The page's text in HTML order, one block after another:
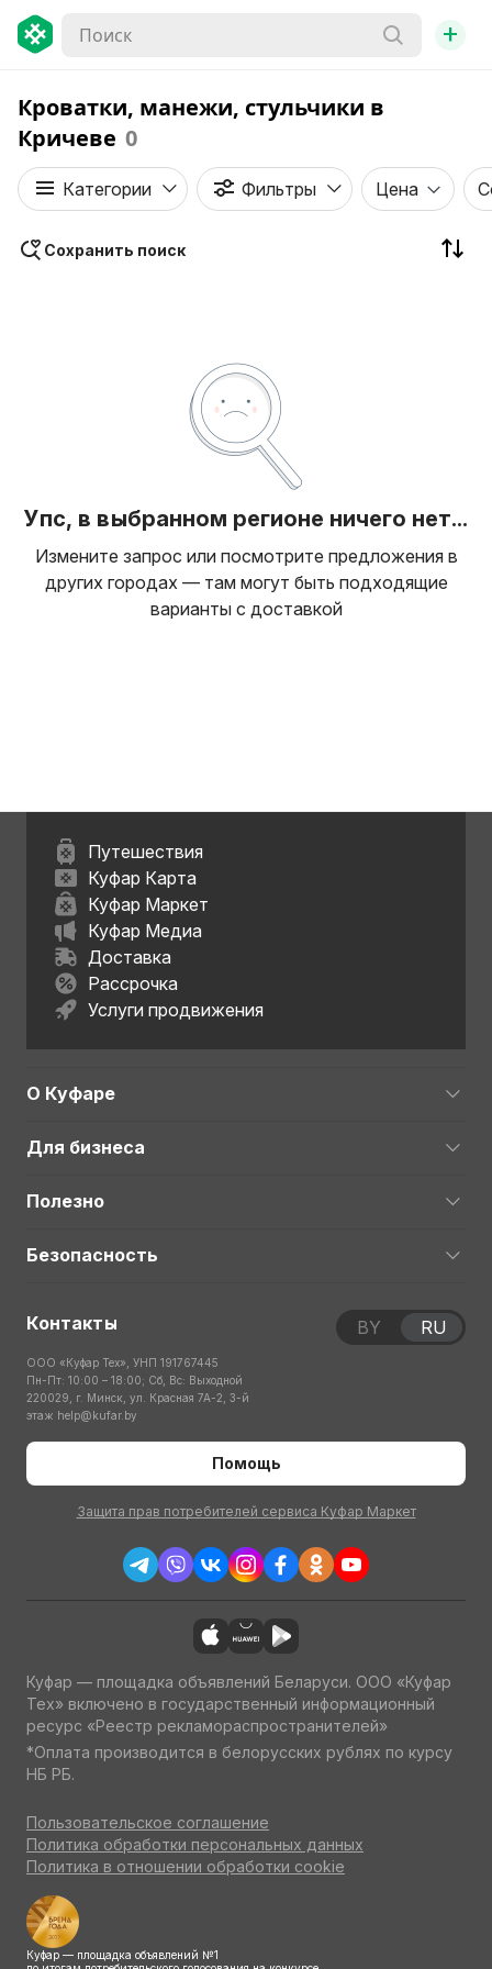
+
Кроватки, манежи, стульчики в
Кричеве 0
Категории Фильтры Цена
Сохранить поиск
Упс, в выбранном регионе ничего нет...
Измените запрос или посмотрите предложения в
других городах — там могут быть подходящие
варианты с доставкой
Путешествия
Куфар Карта
Куфар Маркет
Куфар Медиа
Доставка
Рассрочка
Услуги продвижения
О Куфаре
Для бизнеса
Полезно
Безопасность
Контакты
ООО «Куфар Тех», УНП 191767445
Пн-Пт: 10:00 – 18:00; Сб, Вс: Выходной
220029, г. Минск, ул. Красная 7А-2, 3-й
этаж help@kufar.by
Помощь
Защита прав потребителей сервиса Куфар Маркет
BY RU
Куфар — площадка объявлений Беларуси. ООО «Куфар
Тех» включено в государственный информационный
ресурс «Реестр рекламораспространителей»
*Оплата производится в белорусских рублях по курсу
НБ РБ.
Пользовательское соглашение
Политика обработки персональных данных
Политика в отношении обработки cookie
Куфар — площадка объявлений №1